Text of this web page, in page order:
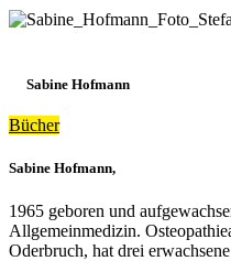
Sabine Hofmann
Bücher
Sabine Hofmann,
1965 geboren und
Allgemeinmedizin.
Oderbruch, hat drei